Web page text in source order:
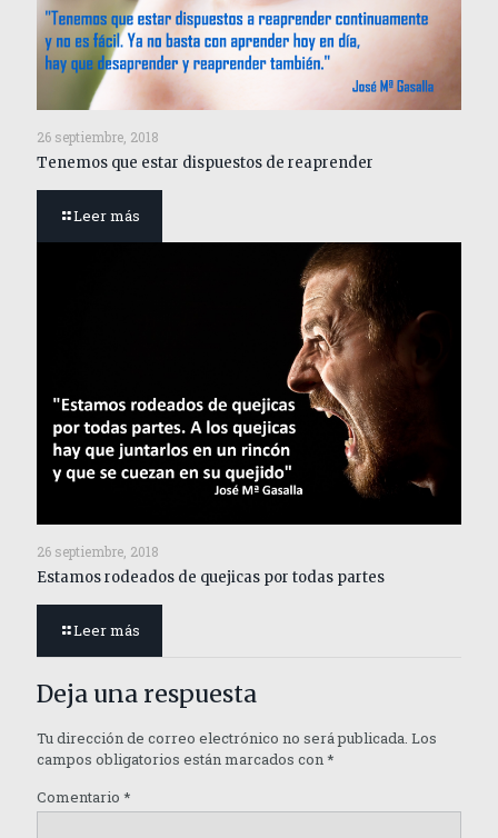
26 septiembre, 2018
Tenemos que estar dispuestos de reaprender
Leer más
26 septiembre, 2018
Estamos rodeados de quejicas por todas partes
Leer más
Deja una respuesta
Tu dirección de correo electrónico no será publicada. Los
campos obligatorios están marcados con*
Comentario *